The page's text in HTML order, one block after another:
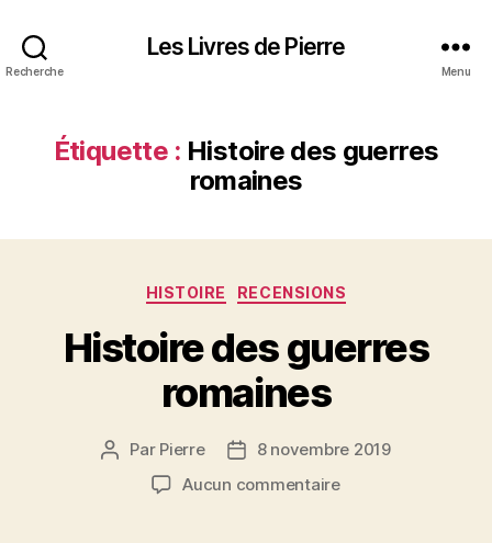
Recherche
Les Livres de Pierre
Menu
Étiquette : Histoire des guerres
romaines
Catégories
HISTOIRE RECENSIONS
Histoire des guerres
romaines
Auteur
l’article
Par Pierre
Date8 novembre 2019
Aucun commentairesur